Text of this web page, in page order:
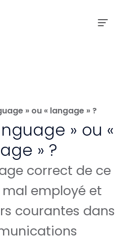
» ou « langage » ?
» ou «
» ?
correct de ce
employé et
courantes dans